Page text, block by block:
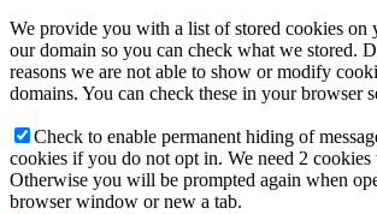
We provide you with a list of stored cookies on
our domain so you can check what we stored.
reasons we are not able to show or modify
domains. You can check these in your browser
Check to enable permanent hiding of
cookies if you do not opt in. We need 2 cookies
Otherwise you will be prompted again when
browser window or new a tab.